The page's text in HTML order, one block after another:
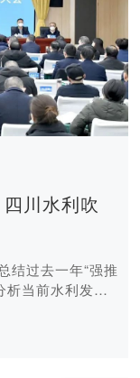
川水利吹
结过去一年“强推
析当前水利发展
，明确总体要
路径方法，紧盯